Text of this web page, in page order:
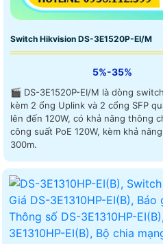
Switch Hikvision DS-3E1520P-EI/M
5%-35%
🎬 DS-3E1520P-EI/M là dòng
kèm 2 ổng Uplink và 2 cổng SFP
lên đến 120W, có khả năng thông
công suất PoE 120W, kèm khả
300m.